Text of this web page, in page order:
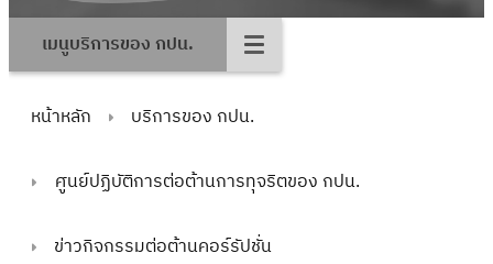
เมนูบริการของ กปน.
หน้าหลัก บริการของ กปน.
ศูนย์ปฏิบัติการต่อต้านการทุจริตของ กปน.
ข่าวกิจกรรมต่อต้านคอร์รัปชั่น